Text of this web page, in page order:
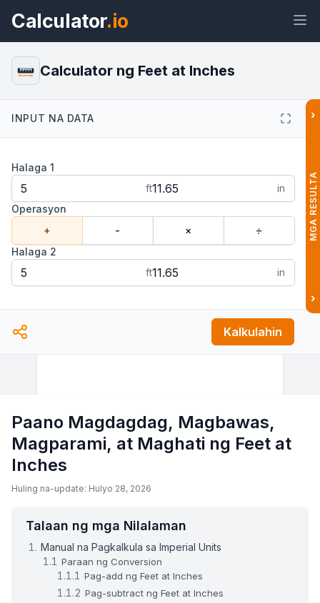
Calculator.io
Preview Calculator ng Feet at
Widget
Calculator ng Feet at Inches
INPUT NA DATA
Halaga 1
ft
in
Operasyon
+
- ×
÷
Halaga 2
ft
in
Kalkulahin
›
MGA RESULTA
›
Paano Magdagdag, Magbawas,
Magparami, at Maghati ng Feet at
Inches
Huling na-update: Hulyo 28, 2026
Talaan ng mga Nilalaman
Manual na Pagkalkula sa Imperial Units
Paraan ng Conversion
Pag-add ng Feet at Inches
Pag-subtract ng Feet at Inches